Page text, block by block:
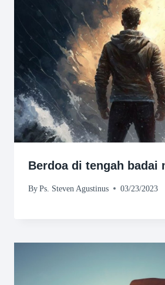
Berdoa di tengah badai
By Ps. Steven Agustinus 03/23/2023